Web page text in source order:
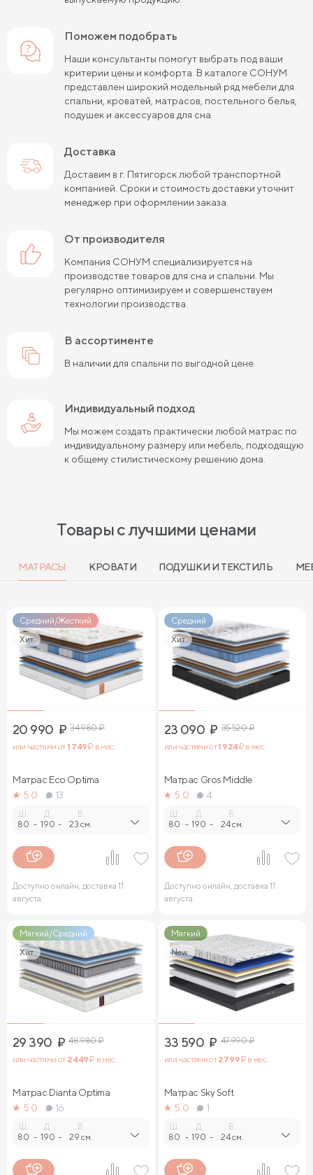
Поможем подобрать
Наши консультанты помогут выбрать под ваши
критерии цены и комфорта. В каталоге СОНУМ
представлен широкий модельный ряд мебели для
спальни, кроватей, матрасов, постельного белья,
подушек и аксессуаров для сна.
Доставка
Доставим в г. Пятигорск любой транспортной
компанией. Сроки и стоимость доставки уточнит
менеджер при оформлении заказа.
от производителя
Компания СОНУМ специализируется на
производстве товаров для сна и спальни. Мы
регулярно оптимизируем и совершенствуем
технологии производства.
в ассортименте
В наличии для спальни по выгодной цене.
Индивидуальный подход
Мы можем создать практически любой матрас по
индивидуальному размеру или мебель, подходящую
к общему стилистическому решению дома.
Товары с лучшими ценами
МАТРАСЫ КРОВАТИ ПОДУШКИ И ТЕКСТИЛЬ
Средний/Жесткий
Хит
20 990 ₽ 34 980₽
или частями от1 749₽ в мес.
Матрас Eco Optima
5.0
13
80 -
Д.
190 -
В.
23 см.
Доступно онлайн, доставка 11
августа
Средний
Хит
23 090 ₽ 35 520₽
или частями от1 924₽ в мес.
Матрас Gros Middle
5.0
4
80 -
Д.
190 -
В.
24 см.
Доступно онлайн, доставка 11
августа
Мягкий/Средний
Хит
29 390 ₽ 48 980₽
или частями от 2 449₽ в мес.
Матрас Dianta Optima
5.0
16
80 -
Д.
190 -
В.
29 см.
Мягкий
New
33 590 ₽ 47 990₽
или частями от2 799₽ в мес.
Матрас Sky Soft
5.0
1
80 -
Д.
190 -
В.
24 см.